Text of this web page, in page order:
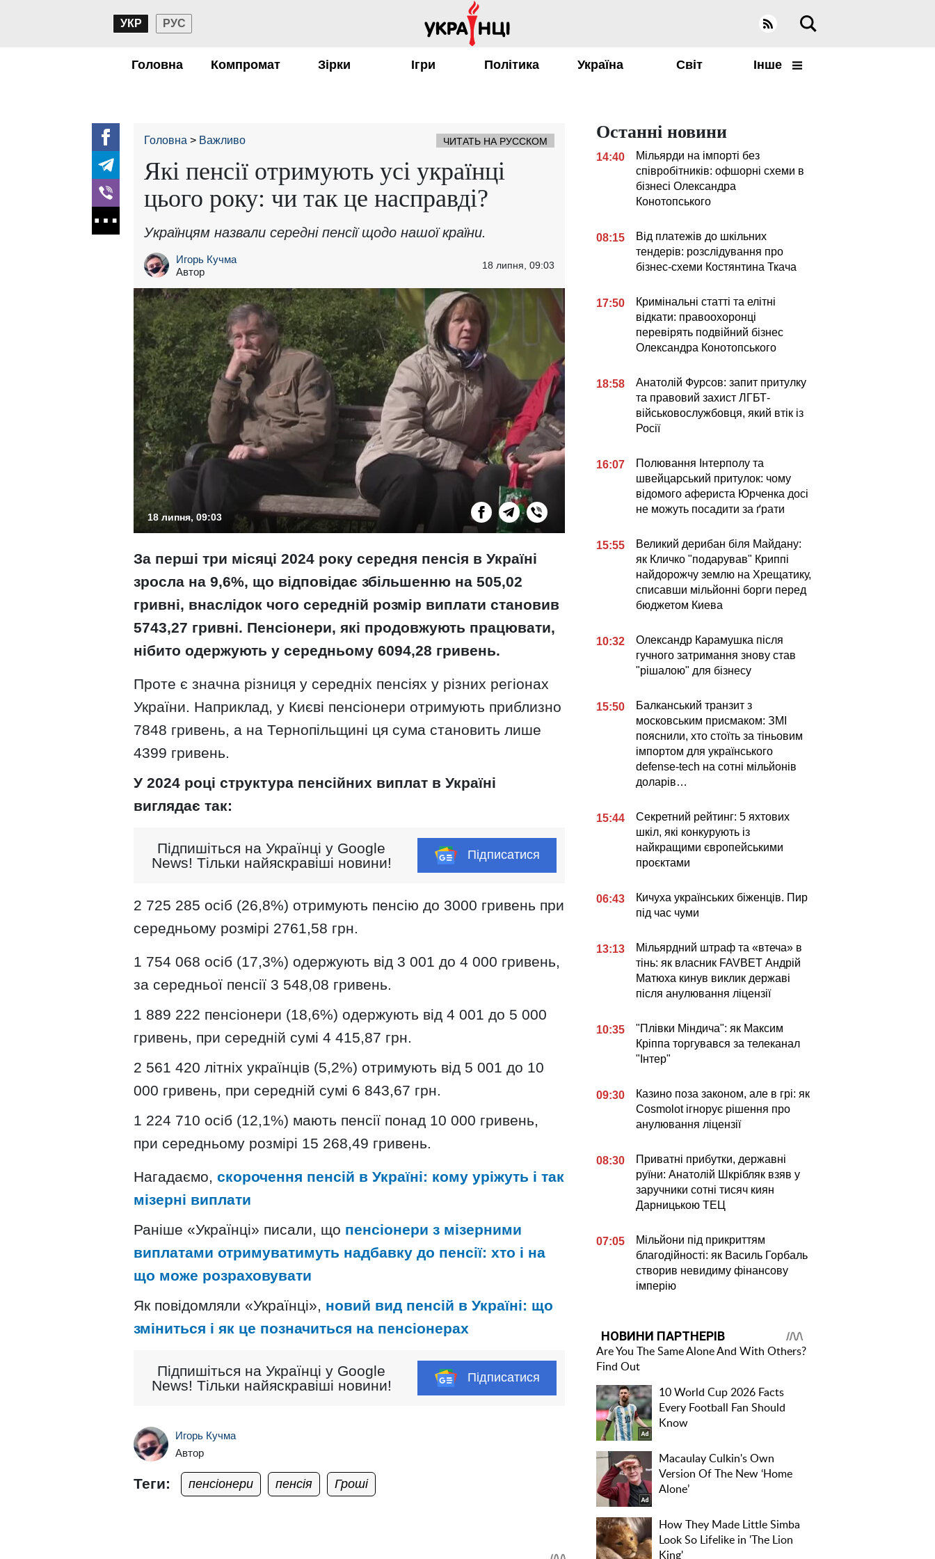
УКР РУС
Головна Компромат Зірки Ігри Політика Україна Світ Інше
Головна Важливо ЧИТАТЬ НА РУССКОМ
Які пенсії отримують усі українці
цього року: чи так це насправді?
Українцям назвали середні пенсії щодо нашої країни.
Игорь Кучма
Автор
18 липня, 09:03
18 липня, 09:03
За перші три місяці 2024 року середня пенсія в Україні
зросла на 9,6%, що відповідає збільшенню на 505,02
гривні, внаслідок чого середній розмір виплати становив
5743,27 гривні. Пенсіонери, які продовжують працювати,
нібито одержують у середньому 6094,28 гривень.
Проте є значна різниця у середніх пенсіях у різних регіонах
України. Наприклад, у Києві пенсіонери отримують приблизно
7848 гривень, а на Тернопільщині ця сума становить лише
4399 гривень.
У 2024 році структура пенсійних виплат в Україні
виглядає так:
Підпишіться на Українці у Google
News! Тільки найяскравіші новини!
Підписатися
2 725 285 осіб (26,8%) отримують пенсію до 3000 гривень при
середньому розмірі 2761,58 грн.
1 754 068 осіб (17,3%) одержують від 3 001 до 4 000 гривень,
за середньої пенсії 3 548,08 гривень.
1 889 222 пенсіонери (18,6%) одержують від 4 001 до 5 000
гривень, при середній сумі 4 415,87 грн.
2 561 420 літніх українців (5,2%) отримують від 5 001 до 10
000 гривень, при середній сумі 6 843,67 грн.
1 224 710 осіб (12,1%) мають пенсії понад 10 000 гривень,
при середньому розмірі 15 268,49 гривень.
Нагадаємо, скорочення пенсій в Україні: кому уріжуть і так
мізерні виплати
Раніше «Українці» писали, що пенсіонери з мізерними
виплатами отримуватимуть надбавку до пенсії: хто і на
що може розраховувати
Як повідомляли «Українці», новий вид пенсій в Україні: що
зміниться і як це позначиться на пенсіонерах
Підпишіться на Українці у Google
News! Тільки найяскравіші новини!
Підписатися
Игорь Кучма
Автор
Теги: пенсіонери пенсія Гроші
Останні новини
14:40
Мільярди на імпорті без
співробітників: офшорні схеми в
бізнесі Олександра
Конотопського
08:15
Від платежів до шкільних
тендерів: розслідування про
бізнес-схеми Костянтина Ткача
17:50
Кримінальні статті та елітні
відкати: правоохоронці
перевірять подвійний бізнес
Олександра Конотопського
18:58
Анатолій Фурсов: запит притулку
та правовий захист ЛГБТ-
військовослужбовця, який втік із
Росії
16:07
Полювання Інтерполу та
швейцарський притулок: чому
відомого афериста Юрченка досі
не можуть посадити за ґрати
15:55
Великий дерибан біля Майдану:
як Кличко "подарував" Криппі
найдорожчу землю на Хрещатику,
списавши мільйонні борги перед
бюджетом Киева
10:32
Олександр Карамушка після
гучного затримання знову став
"рішалою" для бізнесу
15:50
Балканський транзит з
московським присмаком: ЗМІ
пояснили, хто стоїть за тіньовим
імпортом для українського
defense-tech на сотні мільйонів
доларів…
15:44
Секретний рейтинг: 5 яхтових
шкіл, які конкурують із
найкращими європейськими
проєктами
06:43
Кичуха українських біженців. Пир
під час чуми
13:13
Мільярдний штраф та «втеча» в
тінь: як власник FAVBET Андрій
Матюха кинув виклик державі
після анулювання ліцензії
10:35
"Плівки Міндича": як Максим
Кріппа торгувався за телеканал
"Інтер"
09:30
Казино поза законом, але в грі: як
Cosmolot ігнорує рішення про
анулювання ліцензії
08:30
Приватні прибутки, державні
руїни: Анатолій Шкрібляк взяв у
заручники сотні тисяч киян
Дарницькою ТЕЦ
07:05
Мільйони під прикриттям
благодійності: як Василь Горбаль
створив невидиму фінансову
імперію